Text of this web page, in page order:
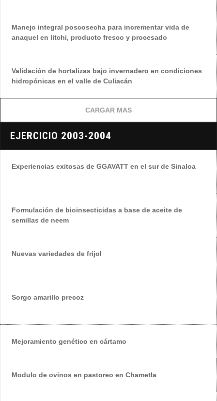
Manejo integral poscosecha para incrementar vida de
anaquel en litchi, producto fresco y procesado
Validación de hortalizas bajo invernadero en condiciones
hidropónicas en el valle de Culiacán
CARGAR MAS
EJERCICIO 2003-2004
Experiencias exitosas de GGAVATT en el sur de Sinaloa
Formulación de bioinsecticidas a base de aceite de
semillas de neem
Nuevas variedades de frijol
Sorgo amarillo precoz
Mejoramiento genético en cártamo
Modulo de ovinos en pastoreo en Chametla